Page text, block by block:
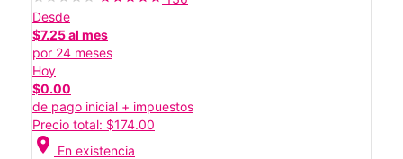
Desde
$7.25 al mes
por 24 meses
Hoy
$0.00
de pago inicial + impuestos
Precio total: $174.00
location_on En existencia